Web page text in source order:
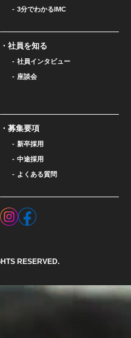
3分でわかるIMC
社員を知る
社員インタビュー
座談会
募集要項
新卒採用
中途採用
よくある質問
RESERVED.